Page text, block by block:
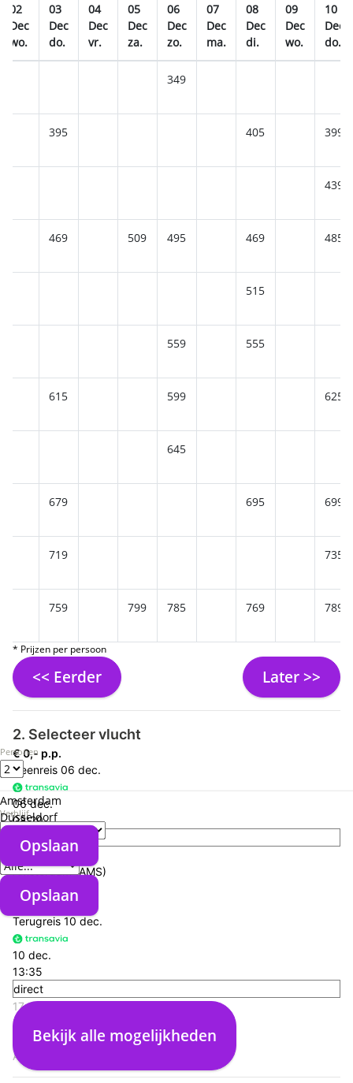
Personen
Verblijf
Verzorgingstype
Opslaan
Amsterdam
Düsseldorf
Opslaan
02
Dec
wo.
03
Dec
do.
04
Dec
vr.
05
Dec
za.
06
Dec
zo.
07
Dec
ma.
08
Dec
di.
09
Dec
wo.
10
Dec
do.
349
395 405 399
439
469 509 495 469 485
515
559 555
615 599 625
645
679 695 699
719 735
759 799 785 769 789
* Prijzen per persoon
<< Eerder Later >>
2. Selecteer vlucht
€ 0,- p.p.
Heenreis 06 dec.
06 dec.
08:20
direct
13:35
Amsterdam (AMS)
04:15
Larnaca (LCA)
Terugreis 10 dec.
10 dec.
13:35
direct
17:15
Larnaca (LCA)
04:40
Amsterdam (AMS)
Bekijk alle mogelijkheden